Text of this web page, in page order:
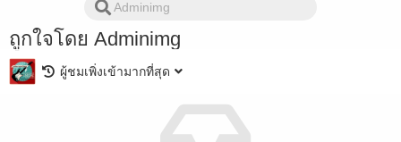
ถูกใจโดย Adminimg
ผู้ชมเพิ่งเข้ามากที่สุด